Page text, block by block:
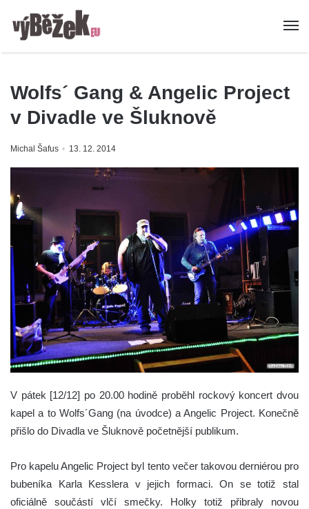
Wolfs´ Gang & Angelic Project
v Divadle ve Šluknově
Michal Šafus 13. 12. 2014
V pátek [12/12] po 20.00 hodině proběhl rockový koncert dvou
kapel a to Wolfs´Gang (na úvodce) a Angelic Project. Konečně
přišlo do Divadla ve Šluknově početnější publikum.
Pro kapelu Angelic Project byl tento večer takovou derniérou pro
bubeníka Karla Kesslera v jejich formaci. On se totiž stal
oficiálně součástí vlčí smečky. Holky totiž přibraly novou